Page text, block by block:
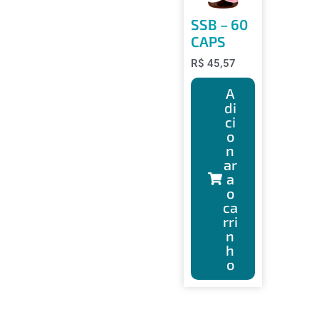
SSB – 60
CAPS
R$ 45,57
A
di
ci
o
n
ar
a
o
ca
rri
n
h
o